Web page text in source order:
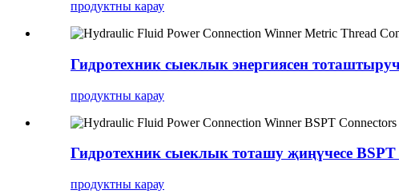
продуктны карау
Гидротехник сыеклык энергиясен
продуктны карау
Гидротехник сыеклык тоташу җиңүчесе
продуктны карау